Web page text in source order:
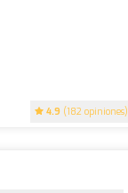
4.9 (182 opiniones)